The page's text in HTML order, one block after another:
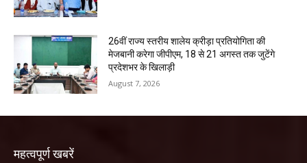
26वीं राज्य स्तरीय शालेय क्रीड़ा प्रतियोगिता की
मेजबानी करेगा जीपीएम, 18 से 21 अगस्त तक जुटेंगे
प्रदेशभर के खिलाड़ी
August 7, 2026
महत्वपूर्ण खबरें